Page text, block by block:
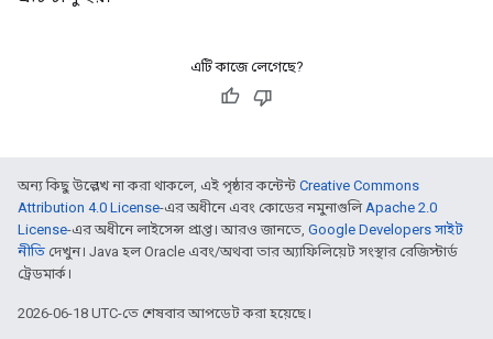
এটি কাজে লেগেছে?
অন্য কিছু উল্লেখ না করা থাকলে, এই পৃষ্ঠার কন্টেন্ট Creative Commons
Attribution 4.0 License-এর অধীনে এবং কোডের নমুনাগুলিApache 2.0
License-এর অধীনে লাইসেন্স প্রাপ্ত। আরও জানতে, Google Developers সাইট
নীতি দেখুন। Java হল Oracle এবং/অথবা তার অ্যাফিলিয়েট সংস্থার রেজিস্টার্ড
ট্রেডমার্ক।
2026-06-18 UTC-তে শেষবার আপডেট করা হয়েছে।